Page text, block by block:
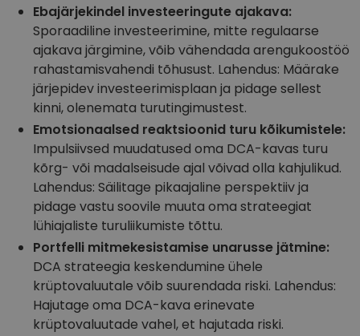
Ebajärjekindel investeeringute ajakava:
Sporaadiline investeerimine, mitte regulaarse
ajakava järgimine, võib vähendada arengukoostöö
rahastamisvahendi tõhusust. Lahendus: Määrake
järjepidev investeerimisplaan ja pidage sellest
kinni, olenemata turutingimustest.
Emotsionaalsed reaktsioonid turu kõikumistele:
Impulsiivsed muudatused oma DCA-kavas turu
kõrg- või madalseisude ajal võivad olla kahjulikud.
Lahendus: Säilitage pikaajaline perspektiiv ja
pidage vastu soovile muuta oma strateegiat
lühiajaliste turuliikumiste tõttu.
Portfelli mitmekesistamise unarusse jätmine:
DCA strateegia keskendumine ühele
krüptovaluutale võib suurendada riski. Lahendus:
Hajutage oma DCA-kava erinevate
krüptovaluutade vahel, et hajutada riski.